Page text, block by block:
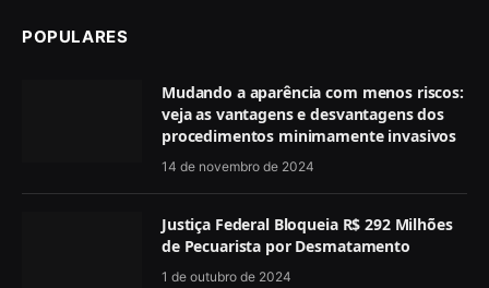
POPULARES
Mudando a aparência com menos riscos:
veja as vantagens e desvantagens dos
procedimentos minimamente invasivos
14 de novembro de 2024
Justiça Federal Bloqueia R$ 292 Milhões
de Pecuarista por Desmatamento
1 de outubro de 2024